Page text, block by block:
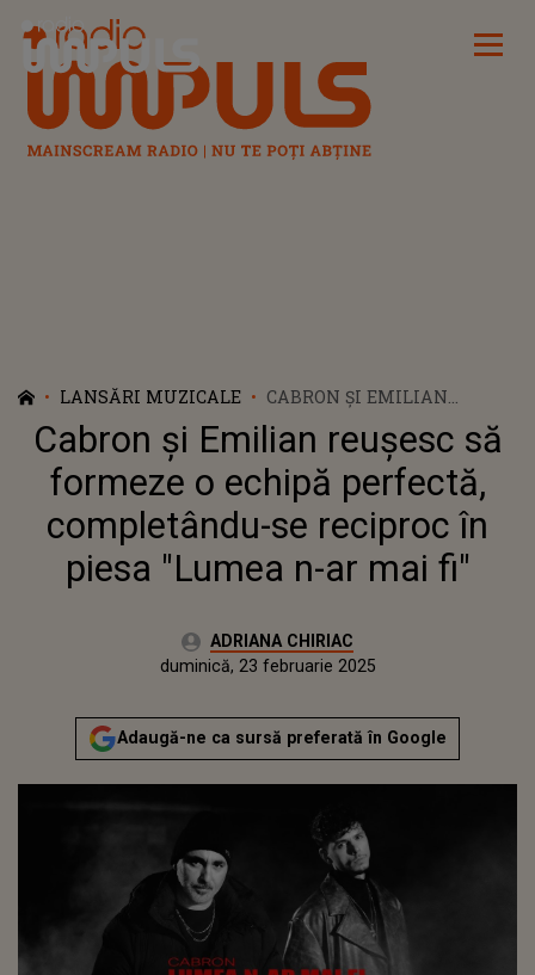
Radio Impuls
LANSĂRI MUZICALE
CABRON ȘI EMILIAN
REUŞESC SĂ FORMEZE O
ECHIPĂ PERFECTĂ,
COMPLETÂNDU-SE
RECIPROC ÎN PIESA "LUMEA
N-AR MAI FI"
Cabron și Emilian reuşesc să
formeze o echipă perfectă,
completându-se reciproc în
piesa "Lumea n-ar mai fi"
Autor:ADRIANA CHIRIAC
duminică, 23 februarie 2025
Actualizat:
duminică, 23 februarie 2025
Adaugă-ne ca sursă preferată în Google